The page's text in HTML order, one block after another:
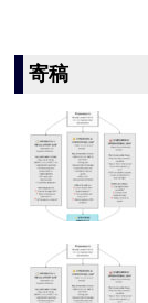
寄稿